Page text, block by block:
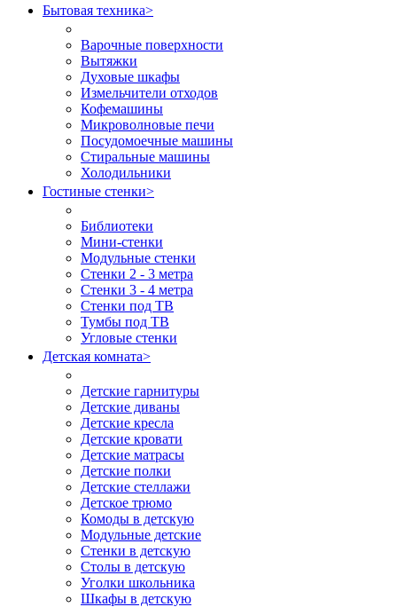
Бытовая техника>
Варочные поверхности
Вытяжки
Духовые шкафы
Измельчители отходов
Кофемашины
Микроволновые печи
Посудомоечные машины
Стиральные машины
Холодильники
Гостиные стенки>
Библиотеки
Мини-стенки
Модульные стенки
Стенки 2 - 3 метра
Стенки 3 - 4 метра
Стенки под ТВ
Тумбы под ТВ
Угловые стенки
Детская комната>
Детские гарнитуры
Детские диваны
Детские кресла
Детские кровати
Детские матрасы
Детские полки
Детские стеллажи
Детское трюмо
Комоды в детскую
Модульные детские
Стенки в детскую
Столы в детскую
Уголки школьника
Шкафы в детскую